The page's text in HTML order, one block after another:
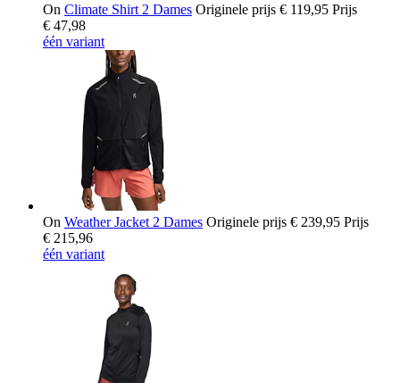
On Climate Shirt 2 Dames Originele prijs € 119,95 Prijs
€ 47,98
één variant
On Weather Jacket 2 Dames Originele prijs € 239,95 Prijs
€ 215,96
één variant